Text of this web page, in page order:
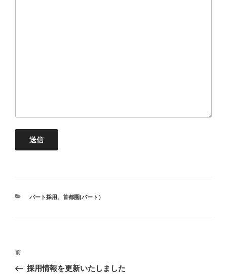
カ
パート採用 、 首都圏(パート）
投
前
の
前
採用情報を更新いたしました